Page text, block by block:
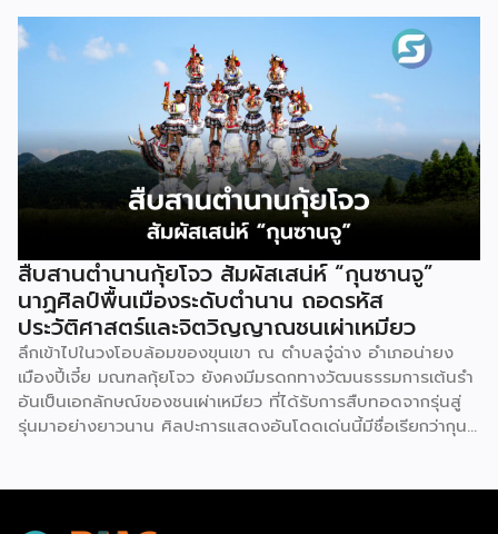
มีภารกิจหลัก คือการให้ทุนวิจัย ดูแลเรื่องการวิจัยในภาพรวม รวม
ถึงการให้รางวัล และสนับสนุนนักวิจัย ตั้งแต่ระดับเยาวชนไปจนถึง
นักวิจัยอาวุโส แน่นอนว่านี่เป็นหน่วยงานผู้อยู่เบื้องหลังงานวิจัย
ไทยตั้งแต่ต้นน้ำยันปลายน้ำ กิจกรรมที่นำมาจัดแสดงในบูธ
ครั้งนี้เป็นส่วนหนึ่งของทุนที่ วช. สนับสนุนภายใต้ชุดโครงการ
Innovative House ซึ่งมีเป้าหมายชัดเจน คือการแนะแนวและ
สนับสนุนให้ผู้ประกอบการนำนวัตกรรมที่ต่อยอดมาจากงานวิจัย
ไปพัฒนาต่อจนสามารถขายได้จริงในเชิงพาณิชย์ ไม่ใช่แค่งาน
วิจัยที่อยู่ในห้องแล็บ โดยสินค้าที่นำมาโชว์ในบูธจึงเป็นผลิตภัณฑ์
ที่ “พร้อมขาย” แล้วจริงๆ บางแบรนด์ขายออนไลน์ บางแบรนด์
ขายเฉพาะหน้าร้าน นอกจากนี้ ยังมีการสาธิตนำผลิตภัณฑ์ไป
แปรรูปเป็นเมนูอาหาร-เครื่องดื่มให้ผู้ร่วมงานเห็นวิธีใช้งานจริง
โดยนำ ‘น้ำผึ้ง’ ที่ไม่ได้นำมาวางขายแบบเดิม ๆ แต่แปรรูปเป็น
เครื่องดื่มสเลอปี้ให้ผู้ร่วมงานได้ชิมสดๆ หน้าบูธ เพื่อดึงดูดและ
สร้างประสบการณ์ให้คนในงานได้ทดลองสัมผัสสินค้าจริง และหาก
ใครสนใจก็สามารถซื้อ หัวเชื้อ กลับไปทำเครื่องดื่มต่อเองที่บ้านได้
เช่นกัน […]
สืบสานตำนานกุ้ยโจว สัมผัสเสน่ห์ “กุนซานจู”
นาฏศิลป์พื้นเมืองระดับตำนาน ถอดรหัส
ประวัติศาสตร์และจิตวิญญาณชนเผ่าเหมียว
ลึกเข้าไปในวงโอบล้อมของขุนเขา ณ ตำบลจู๋ฉ่าง อำเภอน่ายง
เมืองปี้เจี๋ย มณฑลกุ้ยโจว ยังคงมีมรดกทางวัฒนธรรมการเต้นรำ
อันเป็นเอกลักษณ์ของชนเผ่าเหมียว ที่ได้รับการสืบทอดจากรุ่นสู่
รุ่นมาอย่างยาวนาน ศิลปะการแสดงอันโดดเด่นนี้มีชื่อเรียกว่ากุน